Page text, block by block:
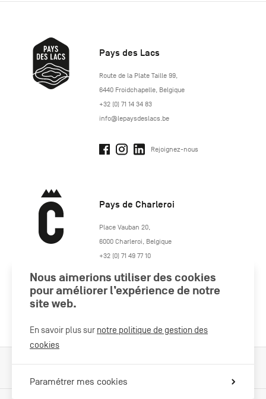
Pays des Lacs
http://www.lepaysdeslacs.be/
Route de la Plate Taille 99,
6440 Froidchapelle, Belgique
+32 (0) 71 14 34 83
info@lepaysdeslacs.be
Rejoignez-nous
Pays de Charleroi
https://www.paysdecharleroi.be/
Place Vauban 20,
6000 Charleroi Belgique
+32 (0) 71 49 77 10
Nous aimerions utiliser des cookies
pour améliorer l’expérience de notre
site web.
En savoir plus sur notre politique de gestion des
cookies
Paramétrer mes cookies